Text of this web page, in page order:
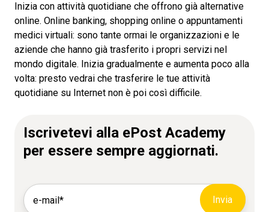
Inizia con attività quotidiane che offrono già alternative
online. Online banking, shopping online o appuntamenti
medici virtuali: sono tante ormai le organizzazioni e le
aziende che hanno già trasferito i propri servizi nel
mondo digitale. Inizia gradualmente e aumenta poco alla
volta: presto vedrai che trasferire le tue attività
quotidiane su Internet non è poi così difficile.
Iscrivetevi alla ePost Academy
per essere sempre aggiornati.